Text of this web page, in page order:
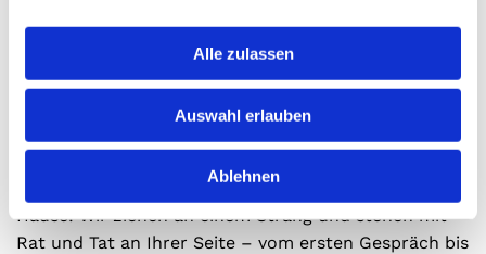
Alle zulassen
Auswahl erlauben
Ablehnen
„Der Heizungsraum war sauberer als vorher – einfach
Wir sind für Sie da
Ob im Büro, auf der Baustelle oder bei Ihnen zu
Hause: Wir ziehen an einem Strang und stehen mit
Rat und Tat an Ihrer Seite – vom ersten Gespräch bis